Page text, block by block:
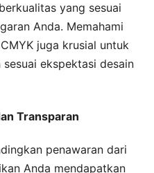
yang sesuai
Anda. Memahami
juga krusial untuk
ekspektasi desain
Transparan
penawaran dari
Anda mendapatkan